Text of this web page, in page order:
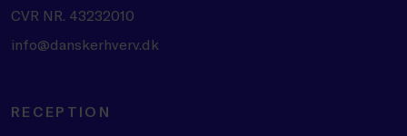
CVR NR. 43232010
info@danskerhverv.dk
RECEPTION